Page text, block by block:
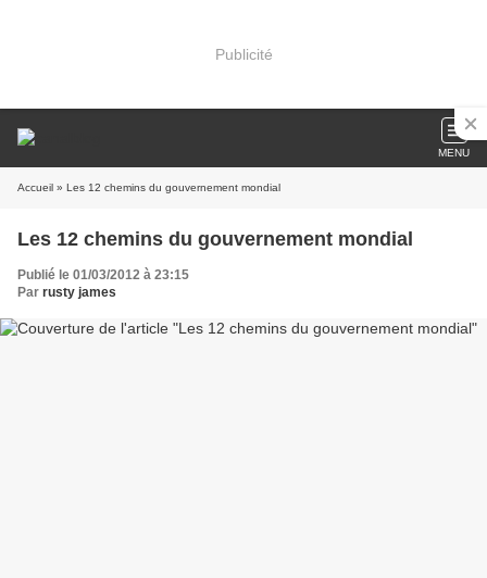
Publicité
MENU
Accueil » Les 12 chemins du gouvernement mondial
Les 12 chemins du gouvernement mondial
Publié le 01/03/2012 à 23:15
Par rusty james